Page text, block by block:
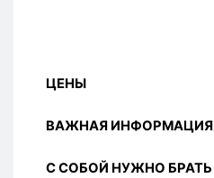
ЦЕНЫ
ВАЖНАЯ ИНФОРМАЦИЯ
С СОБОЙ НУЖНО БРАТЬ